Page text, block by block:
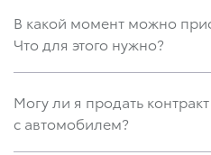
В какой момент можно
Что для этого нужно?
Могу ли я продать
с автомобилем?